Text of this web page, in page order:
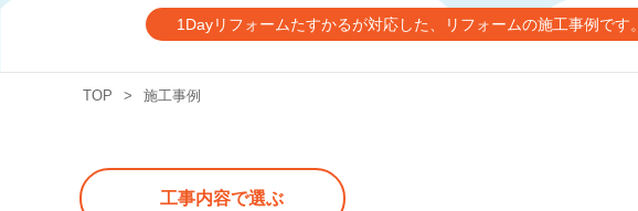
1Dayリフォームたすかるが対応した、リフォームの施工事例です。
TOP > 施工事例
工事内容で選ぶ